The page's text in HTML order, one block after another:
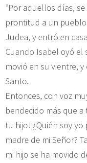
“Por aquellos días,
prontitud a un
Judea, y entró en
Cuando Isabel oyó el
movió en su vientre,
Santo.
Entonces, con voz
bendecido más que
tu hijo! ¿Quién soy yo
madre de mi Señor?
mi hijo se ha movido